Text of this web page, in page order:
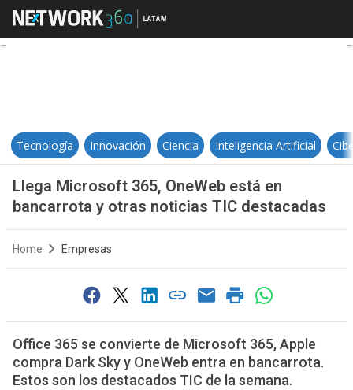
Llega Microsoft 365, OneWeb
Tecnología Innovación Ciencia Inteligencia Artificial
Llega Microsoft 365, OneWeb está en
bancarrota y otras noticias TIC destacadas
Home Empresas
Office 365 se convierte de Microsoft 365, Apple
compra Dark Sky y OneWeb entra en bancarrota.
Estos son los destacados TIC de la semana.